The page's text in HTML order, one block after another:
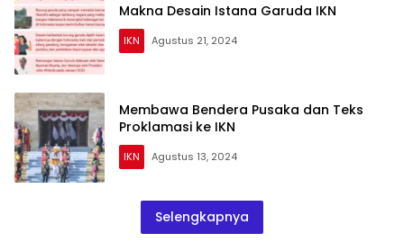
Makna Desain Istana Garuda IKN
IKN Agustus 21, 2024
Membawa Bendera Pusaka dan Teks
Proklamasi ke IKN
IKN Agustus 13, 2024
Selengkapnya